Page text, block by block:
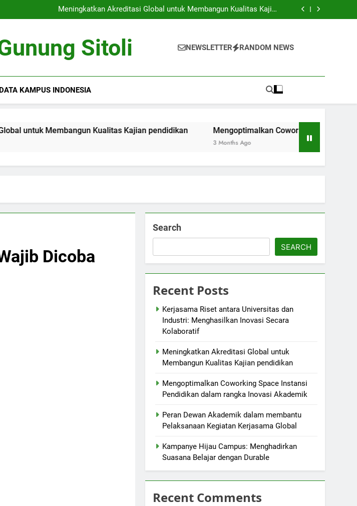
Secara Kolaboratif
Meningkatkan Akreditasi Global untuk Membangun Kualitas Kajian
pendidikan
Mengoptimalkan Coworking Space Instansi Pendidikan dalam rangka
Secara Kolaboratif
Meningkatkan Akreditasi Global untuk Membangun Kualitas Kajian
Mengoptimalkan Coworking Space Instansi Pendidikan dalam rangka
Sitoli NEWSLETTER RANDOM NEWS
DATA KAMPUS INDONESIA
Kualitas Kajian pendidikan Mengoptimalkan Coworking Space Instansi
Dicoba
Search
SEARCH
Recent Posts
Kerjasama Riset antara Universitas dan
Industri: Menghasilkan Inovasi Secara
Kolaboratif
Meningkatkan Akreditasi Global untuk
Membangun Kualitas Kajian pendidikan
Mengoptimalkan Coworking Space Instansi
Pendidikan dalam rangka Inovasi Akademik
Peran Dewan Akademik dalam membantu
Pelaksanaan Kegiatan Kerjasama Global
Kampanye Hijau Campus: Menghadirkan
Suasana Belajar dengan Durable
Recent Comments